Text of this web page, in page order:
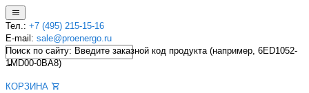
Тел.: +7 (495) 215-15-16
E-mail: sale@proenergo.ru
Поиск по сайту: Введите заказной код продукта (например, 6ED1052-
1MD00-0BA8)
КОРЗИНА